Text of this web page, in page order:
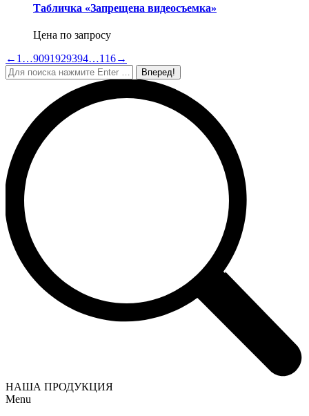
Табличка «Запрещена видеосъемка»
Цена по запросу
← 1 …9091929394…116→
Поиск:
НАША ПРОДУКЦИЯ
Menu